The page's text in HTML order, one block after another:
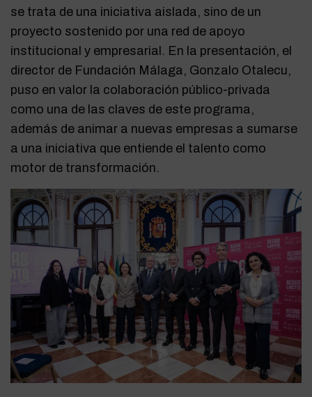
se trata de una iniciativa aislada, sino de un
proyecto sostenido por una red de apoyo
institucional y empresarial. En la presentación, el
director de Fundación Málaga, Gonzalo Otalecu,
puso en valor la colaboración público-privada
como una de las claves de este programa,
además de animar a nuevas empresas a sumarse
a una iniciativa que entiende el talento como
motor de transformación.